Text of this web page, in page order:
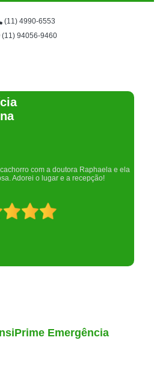
(11) 4990-6553
(11) 94056-9460
Lilian
serei grata pelo que fizeram por nós!
Emergência